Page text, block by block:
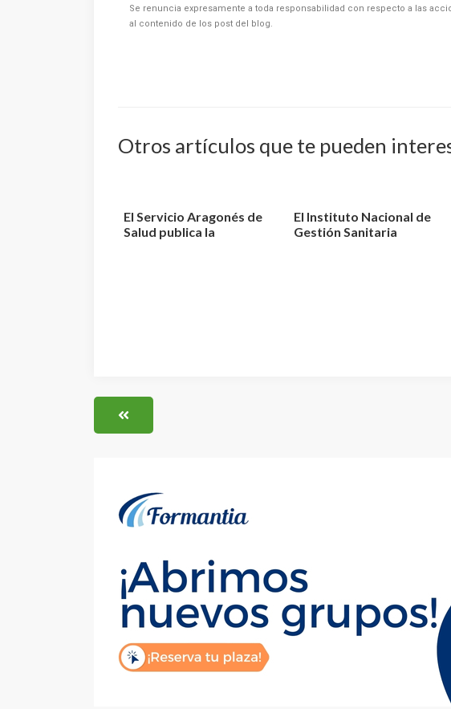
Se renuncia expresamente a toda responsabilidad con respecto a las
al contenido de los post del blog.
Otros artículos que te pueden
El Servicio Aragonés de
Salud publica la
El Instituto Nacional de
Gestión Sanitaria